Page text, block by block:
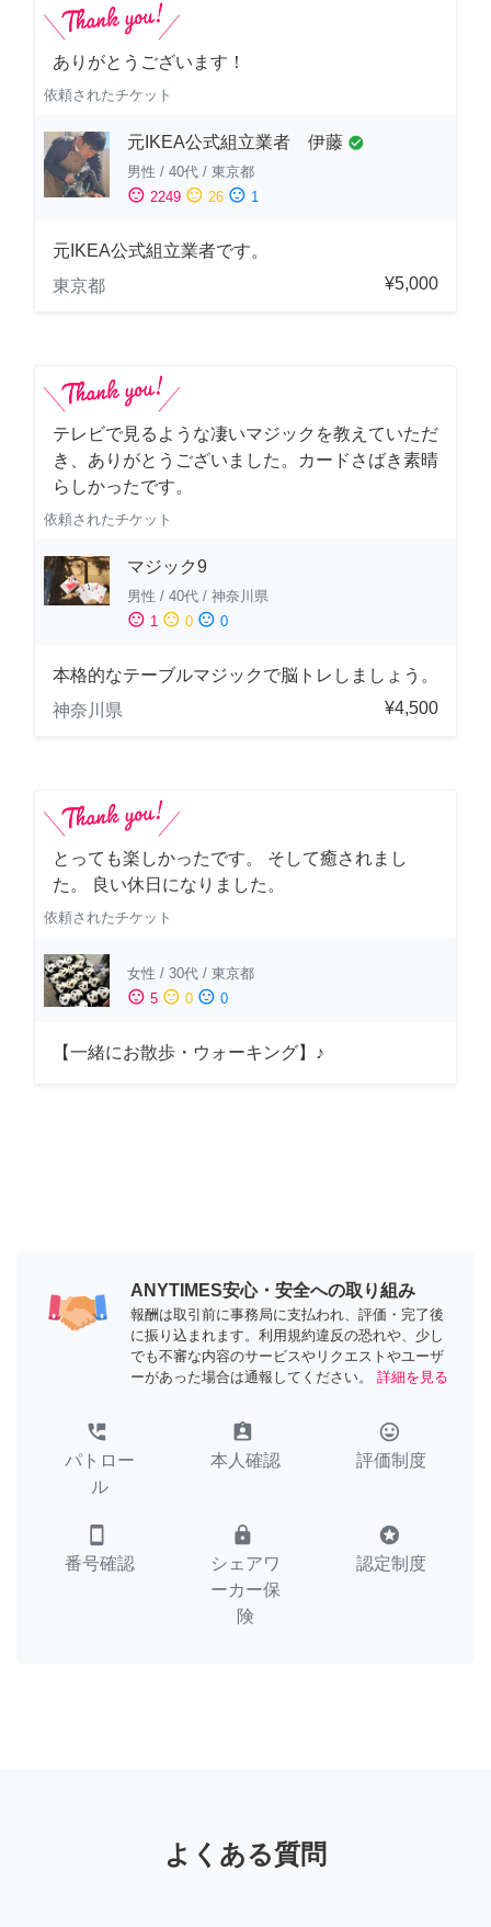
ありがとうございます！
依頼されたチケット
元IKEA公式組立業者 伊藤 check_circle
男性 / 40代 / 東京都
sentiment_satisfied 2249 sentiment_neutral 26 sentiment_dissatisfied 1
元IKEA公式組立業者です。
東京都
¥5,000
テレビで見るような凄いマジックを教えていただ
き、ありがとうございました。カードさばき素晴
らしかったです。
依頼されたチケット
マジック9
男性 / 40代 / 神奈川県
sentiment_satisfied 1 sentiment_neutral 0 sentiment_dissatisfied 0
本格的なテーブルマジックで脳トレしましょう。
神奈川県
¥4,500
とっても楽しかったです。 そして癒されまし
た。 良い休日になりました。
依頼されたチケット
女性 / 30代 / 東京都
sentiment_satisfied 5 sentiment_neutral 0 sentiment_dissatisfied 0
【一緒にお散歩・ウォーキング】♪
ANYTIMES安心・安全への取り組み
報酬は取引前に事務局に支払われ、評価・完了後
に振り込まれます。利用規約違反の恐れや、少し
でも不審な内容のサービスやリクエストやユーザ
ーがあった場合は通報してください。
詳細を見る
perm_phone_msg
パトロー
ル
assignment_ind
本人確認
tag_faces
評価制度
smartphone
番号確認
lock
シェアワ
ーカー保
険
stars
認定制度
よくある質問